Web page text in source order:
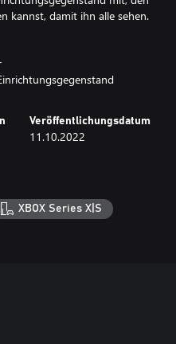
kannst, damit ihn alle sehen.
Veröffentlichungsdatum
11.10.2022
XBOX Series X|S